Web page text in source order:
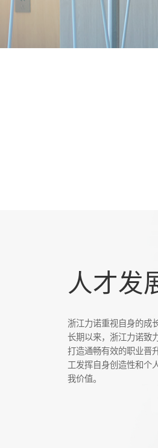
人才发
浙江力诺重视自身的成
长期以来，浙江力诺致
打造通畅有效的职业晋
工发挥自身创造性和个
我价值。